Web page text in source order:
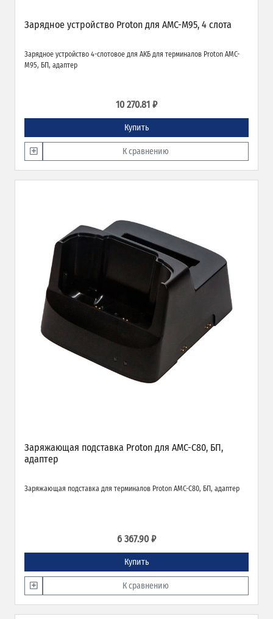
Зарядное устройство Proton для AMC-M95, 4 слота
Зарядное устройство 4-слотовое для АКБ для терминалов Proton AMC-
M95, БП, адаптер
10 270.81 ₽
Купить
К сравнению
Заряжающая подставка Proton для AMC-C80, БП,
адаптер
Заряжающая подставка для терминалов Proton AMC-C80, БП, адаптер
6 367.90 ₽
Купить
К сравнению